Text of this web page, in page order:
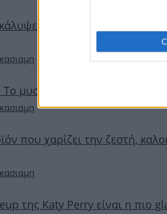
το αγαπημένο της
μυστικό των makeup artists
που χαρίζει την ζεστή,
της Katy Perry είναι η πιο